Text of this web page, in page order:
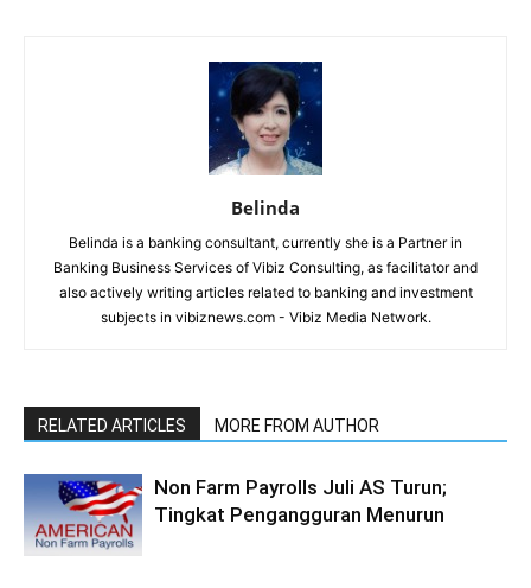
Belinda
Belinda is a banking consultant, currently she is a Partner in
Banking Business Services of Vibiz Consulting, as facilitator and
also actively writing articles related to banking and investment
subjects in vibiznews.com - Vibiz Media Network.
RELATED ARTICLES MORE FROM AUTHOR
Non Farm Payrolls Juli AS Turun;
Tingkat Pengangguran Menurun